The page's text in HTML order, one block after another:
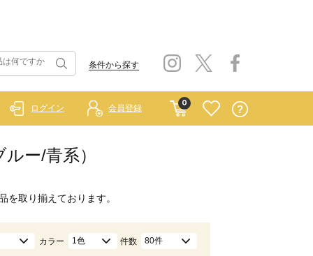
条件から探す
0
ログイン 会員登録
ー/青系）
を取り揃えております。
カラー 1色 件数 80件